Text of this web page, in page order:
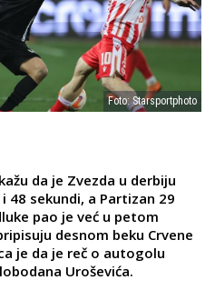
Foto: Starsportphoto
da je Zvezda u derbiju
sekundi, a Partizan 29
pao je već u petom
desnom beku Crvene
je da je reč o autogolu
Uroševića.